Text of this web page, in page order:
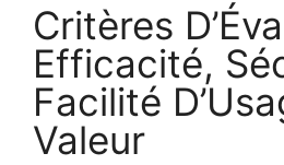
Critères
Efficacité,
Facilité
Valeur